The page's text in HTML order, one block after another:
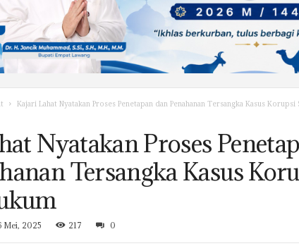
Kajari Lahat Nyatakan Proses Penetapan dan Penahanan Tersangka Kasus Korupsi
Nyatakan Proses
Tersangka Kasus
Mei, 2025 217 0